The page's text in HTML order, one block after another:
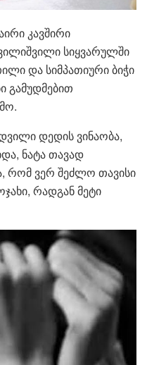
კავშირი
სიყვარულში
და სიმპათიური ბიჭი
გამუდმებით
დედის ვინაობა,
ნატა თავად
რომ ვერ შეძლო თავისი
რადგან მეტი